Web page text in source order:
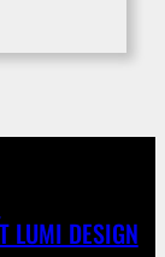
LUMI DESIGN